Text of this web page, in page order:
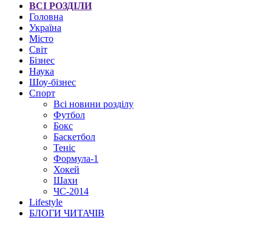
ВСІ РОЗДІЛИ
Головна
Україна
Місто
Світ
Бізнес
Наука
Шоу-бізнес
Спорт
Всі новини розділу
Футбол
Бокс
Баскетбол
Теніс
Формула-1
Хокей
Шахи
ЧС-2014
Lifestyle
БЛОГИ ЧИТАЧІВ